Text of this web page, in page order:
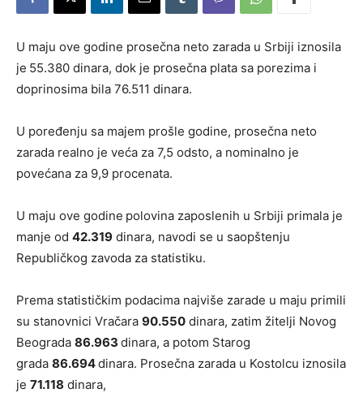
U maju ove godine prosečna neto zarada u Srbiji iznosila
je 55.380 dinara, dok je prosečna plata sa porezima i
doprinosima bila 76.511 dinara.
U poređenju sa majem prošle godine, prosečna neto
zarada realno je veća za 7,5 odsto, a nominalno je
povećana za 9,9 procenata.
U maju ove godine polovina zaposlenih u Srbiji primala je
manje od 42.319 dinara, navodi se u saopštenju
Republičkog zavoda za statistiku.
Prema statističkim podacima najviše zarade u maju primili
su stanovnici Vračara 90.550 dinara, zatim žitelji Novog
Beograda 86.963 dinara, a potom Starog
grada 86.694dinara. Prosečna zarada u Kostolcu iznosila
je 71.118 dinara,